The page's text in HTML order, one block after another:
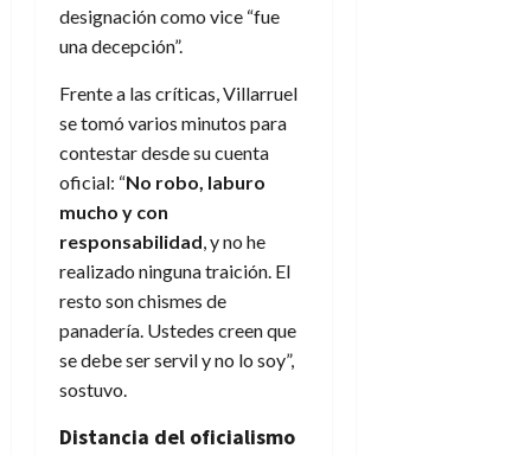
designación como vice “fue
una decepción”.
Frente a las críticas, Villarruel
se tomó varios minutos para
contestar desde su cuenta
oficial: “No robo, laburo
mucho y con
responsabilidad, y no he
realizado ninguna traición. El
resto son chismes de
panadería. Ustedes creen que
se debe ser servil y no lo soy”,
sostuvo.
Distancia del oficialismo